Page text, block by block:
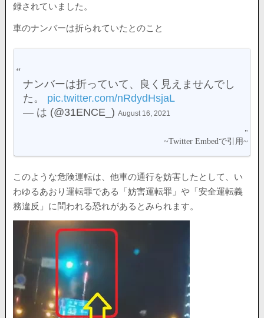
録されていました。
車のナンバーは折られていたとのこと
ナンバーは折っていて、良く見えませんでし
た。 pic.twitter.com/nRdydHsjaL
— は (@31ENCE_)August 16, 2021
このような危険運転は、他車の通行を妨害したとして、い
わゆるあおり運転罪である「妨害運転罪」や「安全運転義
務違反」に問われる恐れがあるとみられます。